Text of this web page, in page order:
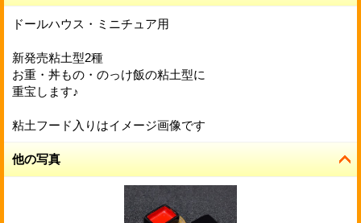
ドールハウス・ミニチュア用
新発売粘土型2種
お重・丼もの・のっけ飯の粘土型に
重宝します♪
粘土フード入りはイメージ画像です
他の写真